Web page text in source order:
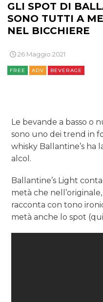
RADIO / AUDIO
DATI
PREVISIONI/SCENARI
TREND
CASE HISTORY
GLI SPOT DI
SONO TUTTI A
NEL BICCHIERE
26 Maggio 2021
FREE ADV BEVERAGE
Le bevande a basso o
sono uno dei trend in
whisky Ballantine’s ha
alcol.
Ballantine’s Light
metà che nell’originale,
racconta con tono
metà anche lo spot